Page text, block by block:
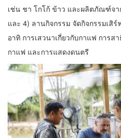
เช่น ชา โกโก้ ข้าว และผลิตภัณฑ์จา
และ 4) ลานกิจกรรม จัดกิจกรรมเสิ
อาทิ การเสวนาเกี่ยวกับกาแฟ การ
กาแฟ และการแสดงดนตรี